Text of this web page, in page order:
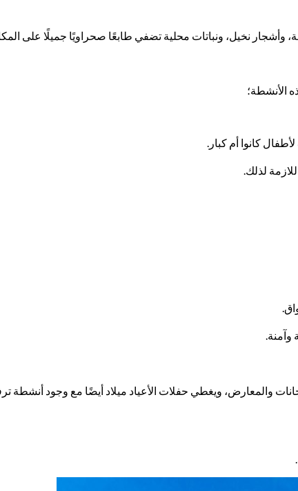
وأشجار نخيل، ونباتات محلية تضفي طابعًا صحراويًا جميلًا على
الأنشطة؛
كانوا أم كبار.
لذلك.
وآمنة.
والمعارض، ويغطي حفلات الأعياد ميلاد أيضًا مع وجود أنشطة